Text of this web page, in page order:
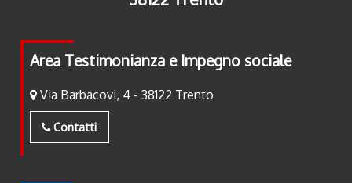
Area Testimonianza e Impegno sociale
Via Barbacovi, 4 - 38122 Trento
Contatti